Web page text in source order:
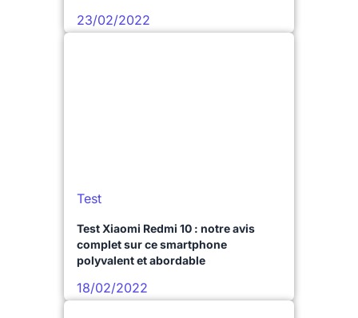
23/02/2022
Test
Test Xiaomi Redmi 10 : notre avis
complet sur ce smartphone
polyvalent et abordable
18/02/2022